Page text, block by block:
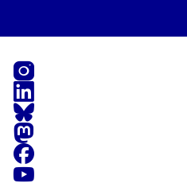
Instagram
LinkedIn
Bluesky
Mastodon
Facebook
Youtube